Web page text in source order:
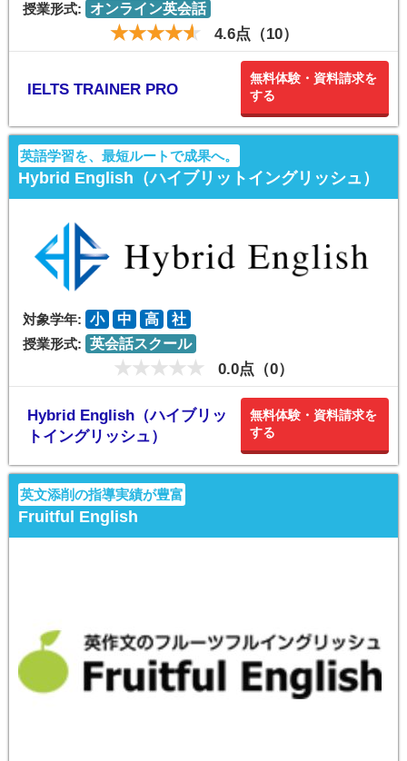
授業形式:
オンライン英会話
4.6点（10）
IELTS TRAINER PRO
無料体験・資料請求を
する
英語学習を、最短ルートで成果へ。
Hybrid English（ハイブリットイングリッシュ）
対象学年: 小 中 高
社
授業形式: 英会話スクール
0.0点（0）
Hybrid English（ハイブリッ
トイングリッシュ）
無料体験・資料請求を
する
英文添削の指導実績が豊富
Fruitful English